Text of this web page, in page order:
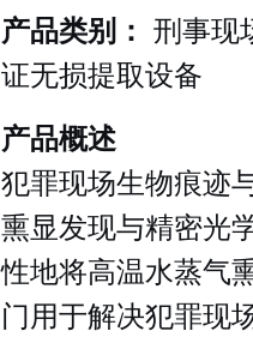
产品类别：
刑事现
证无损提取设备
产品概述
犯罪现场生物痕迹
熏显发现与精密光
性地将高温水蒸气
门用于解决犯罪现